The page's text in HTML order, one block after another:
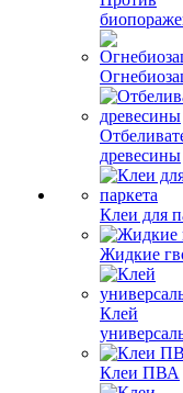
древесины
Клеи для
Жидкие
Клей
Клеи ПВА